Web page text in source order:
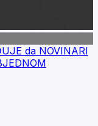
da NOVINARI